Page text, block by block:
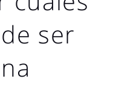
ser